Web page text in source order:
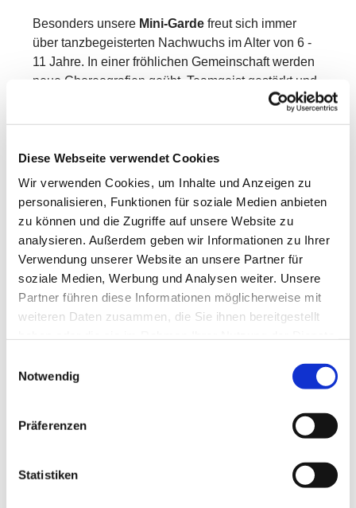
Diese Webseite verwendet Cookies
Wir verwenden Cookies, um Inhalte und Anzeigen zu
personalisieren, Funktionen für soziale Medien anbieten
zu können und die Zugriffe auf unsere Website zu
analysieren. Außerdem geben wir Informationen zu Ihrer
Verwendung unserer Website an unsere Partner für
soziale Medien, Werbung und Analysen weiter. Unsere
Partner führen diese Informationen möglicherweise mit
weiteren Daten zusammen, die Sie ihnen bereitgestellt
Notwendig
Präferenzen
Statistiken
Besonders unsere Mini-Garde freut sich immer
über tanzbegeisterten Nachwuchs im Alter von 6 -
11 Jahre. In einer fröhlichen Gemeinschaft werden
neue Choreografien geübt, Teamgeist gestärkt und
jede Menge schöne gemeinsame Momente erlebt.
willkommen!
Komm vorbei und lerne unsere Garde kennen – wir
freuen uns auf Dich!